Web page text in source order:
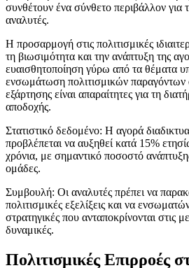
συνθέτουν ένα σύνθετο περιβάλλον για
αναλυτές.
Η προσαρμογή στις πολιτισμικές
τη βιωσιμότητα και την ανάπτυξη της
ευαισθητοποίηση γύρω από τα θέματα
ενσωμάτωση πολιτισμικών παραγόντων
εξάρτησης είναι απαραίτητες για τη
αποδοχής.
Στατιστικό δεδομένο: Η αγορά
προβλέπεται να αυξηθεί κατά 15%
χρόνια, με σημαντικό ποσοστό
ομάδες.
Συμβουλή: Οι αναλυτές πρέπει να
πολιτισμικές εξελίξεις και να
στρατηγικές που ανταποκρίνονται στις
δυναμικές.
Πολιτισμικές Επιρροές